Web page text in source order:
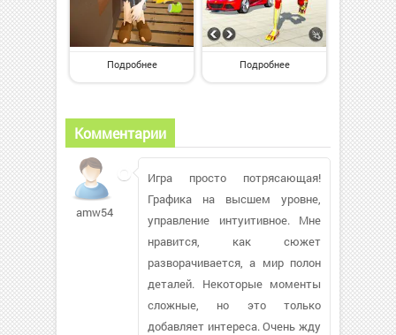
Подробнее Подробнее
Комментарии
amw54
Игра просто потрясающая!
Графика на высшем уровне,
управление интуитивное. Мне
нравится, как сюжет
разворачивается, а мир полон
деталей. Некоторые моменты
сложные, но это только
добавляет интереса. Очень жду